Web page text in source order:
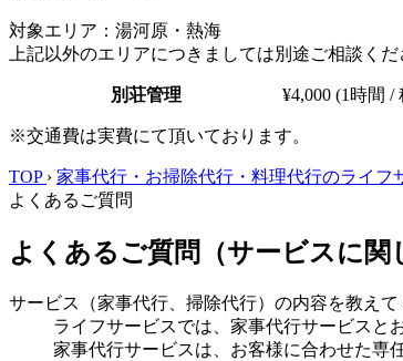
対象エリア：湯河原・熱海
上記以外のエリアにつきましては別途ご相談くだ
別荘管理 ¥4,000 (1時間
※交通費は実費にて頂いております。
TOP › 家事代行・お掃除代行・料理代行のライフ
よくあるご質問
よくあるご質問 （サービスに関
サービス（家事代行、掃除代行）の内容を教えて
ライフサービスでは、家事代行サービスと
家事代行サービスは、お客様に合わせた専